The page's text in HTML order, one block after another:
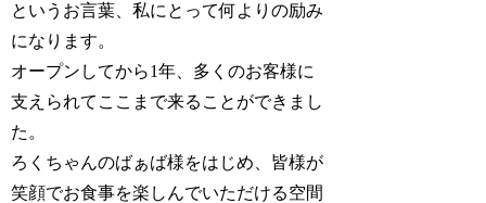
というお言葉、私にとって何よりの励み
になります。
オープンしてから1年、多くのお客様に
支えられてここまで来ることができまし
た。
ろくちゃんのばぁば様をはじめ、皆様が
笑顔でお食事を楽しんでいただける空間